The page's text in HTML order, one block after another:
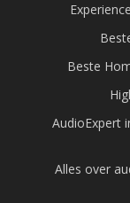
Beste
AudioExpert
Alles over